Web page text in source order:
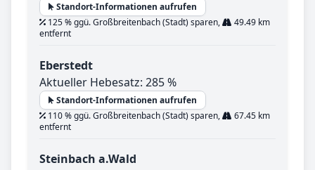
Standort-Informationen aufrufen
125 % ggü. Großbreitenbach (Stadt) sparen,
49.49 km
entfernt
Eberstedt
Aktueller Hebesatz: 285 %
Standort-Informationen aufrufen
110 % ggü. Großbreitenbach (Stadt) sparen,
67.45 km
entfernt
Steinbach a.Wald